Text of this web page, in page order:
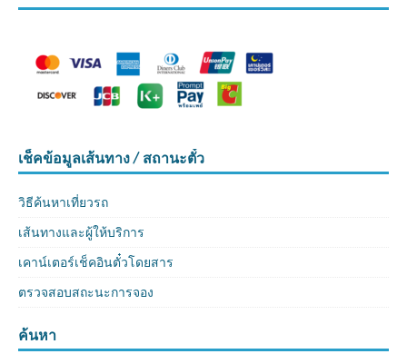
เช็คข้อมูลเส้นทาง / สถานะตั๋ว
วิธีค้นหาเที่ยวรถ
เส้นทางและผู้ให้บริการ
เคาน์เตอร์เช็คอินตั๋วโดยสาร
ตรวจสอบสถะนะการจอง
ค้นหา